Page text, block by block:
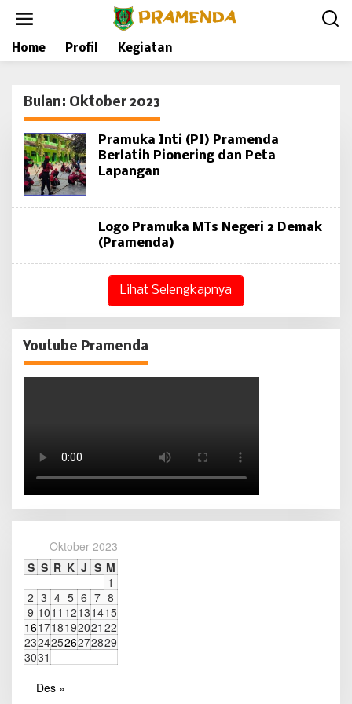
t
Home Profil Kegiatan
Bulan: Oktober 2023
Pramuka Inti (PI) Pramenda
Berlatih Pionering dan Peta
Lapangan
Logo Pramuka MTs Negeri 2 Demak
(Pramenda)
Lihat Selengkapnya
Youtube Pramenda
Oktober 2023
S S R K J S M
1
2 3 4 5 6 7 8
9 1011 12131415
161718192021 22
23242526272829
3031
Des »